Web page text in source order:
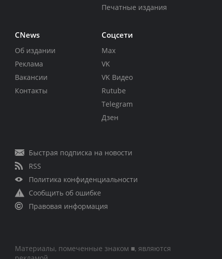
Печатные издания
CNews
Об издании
Реклама
Вакансии
Контакты
Соцсети
Max
VK
VK Видео
Rutube
Telegram
Дзен
Быстрая подписка на новости
RSS
Политика конфиденциальности
Сообщить об ошибке
Правовая информация
Материалы, помеченные знаком ■, являются